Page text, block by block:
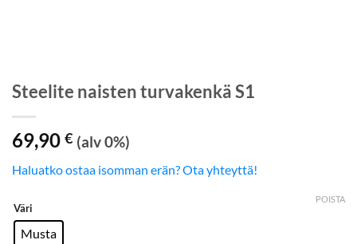
Steelite naisten turvakenkä S1
69,90 € (alv 0%)
Haluatko ostaa isomman erän? Ota yhteyttä!
Väri
Musta
POISTA